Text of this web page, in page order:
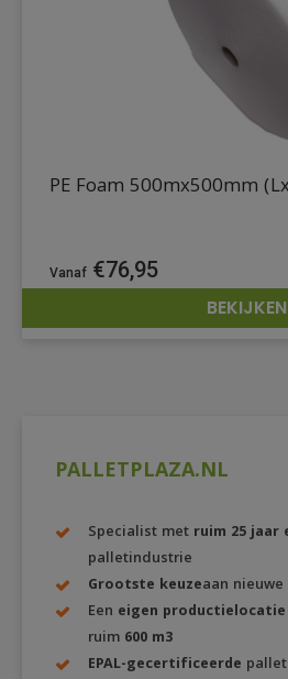
PALLETPLAZA.NL
Specialist met ruim 25 jaar
palletindustrie
Grootste keuzeaan
Een eigen productielocatie
ruim 600 m3
EPAL-gecertificeerde
PE Foam 500mx500mm
€76,95
BEKIJKEN